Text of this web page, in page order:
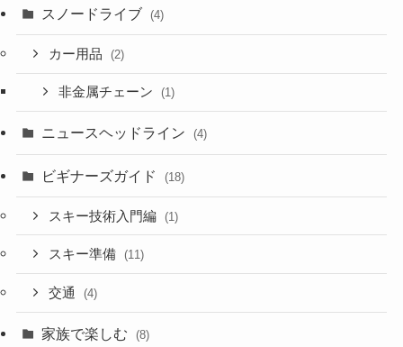
スノードライブ (4)
カー用品 (2)
非金属チェーン (1)
ニュースヘッドライン (4)
ビギナーズガイド (18)
スキー技術入門編 (1)
スキー準備 (11)
交通 (4)
家族で楽しむ (8)